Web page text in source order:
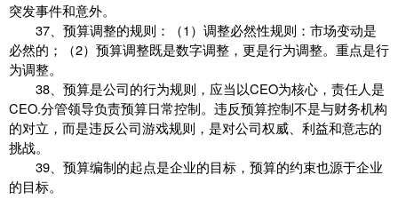
突发事件和意外。
37、预算调整的规则：（1）调整必然性规则：市场变动是
必然的；（2）预算调整既是数字调整，更是行为调整。重点是行
为调整。
38、预算是公司的行为规则，应当以CEO为核心，责任人是
CEO.分管领导负责预算日常控制。违反预算控制不是与财务机构
的对立，而是违反公司游戏规则，是对公司权威、利益和意志的
挑战。
39、预算编制的起点是企业的目标，预算的约束也源于企业
的目标。